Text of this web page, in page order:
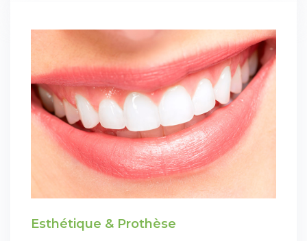
Esthétique & Prothèse